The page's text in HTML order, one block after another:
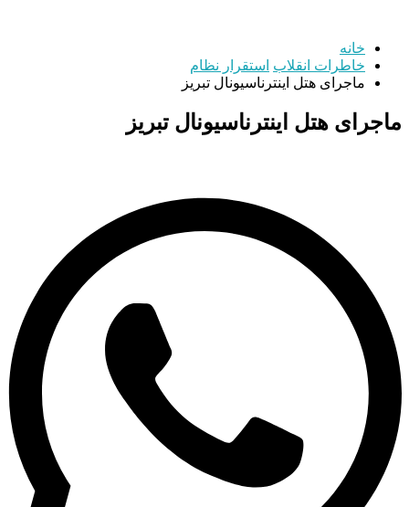
خانه
خاطرات انقلاب استقرار نظام
ماجرای هتل اینترناسیونال تبریز
ماجرای هتل اینترناسیونال تبریز